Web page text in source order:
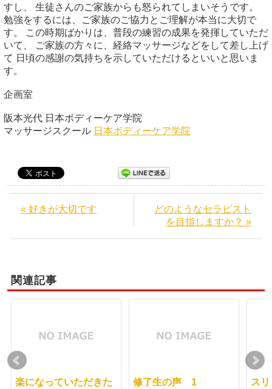
すし、 生徒さんのご家族からも怒られてしまいそうです。
勉強をするには、ご家族のご協力とご理解が本当に大切で
す。 この時期ばかりは、普段の練習の成果を発揮していただ
いて、 ご家族の方々に、経絡マッサージなどをして差し上げ
て 日頃の感謝の気持ちを示していただけるといいと思いま
す。
企画室
阪本光代 日本ボディーケア学院
マッサージスクール 日本ボディーケア学院
« 好きが大切です
どのようなセラピスト
を目指しますか？ »
関連記事
楽になっていただきた
修了生の声 1 ス